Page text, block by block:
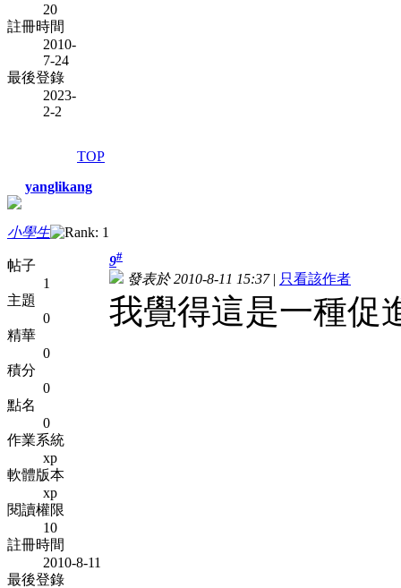
20
註冊時間
2010-
7-24
最後登錄
2023-
2-2
TOP
yanglikang
小學生
帖子
1
主題
0
精華
0
積分
0
點名
0
作業系統
xp
軟體版本
xp
閱讀權限
10
註冊時間
2010-8-11
最後登錄
9#
發表於 2010-8-11 15:37| 只看該作者
我覺得這是一種促